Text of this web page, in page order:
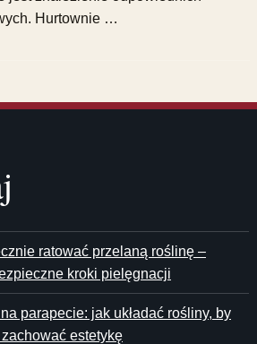
Hurtownie …
ratować przelaną roślinę –
kroki pielęgnacji
parapecie: jak układać rośliny, by
estetykę